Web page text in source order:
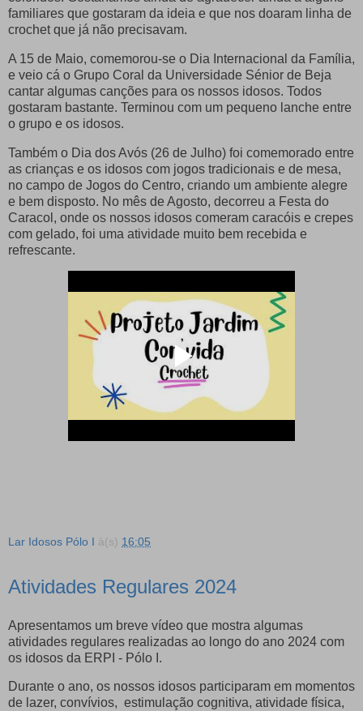
familiares que gostaram da ideia e que nos doaram linha de
crochet que já não precisavam.
A 15 de Maio, comemorou-se o Dia Internacional da Família,
e veio cá o Grupo Coral da Universidade Sénior de Beja
cantar algumas canções para os nossos idosos. Todos
gostaram bastante. Terminou com um pequeno lanche entre
o grupo e os idosos.
Também o Dia dos Avós (26 de Julho) foi comemorado entre
as crianças e os idosos com jogos tradicionais e de mesa,
no campo de Jogos do Centro, criando um ambiente alegre
e bem disposto. No mês de Agosto, decorreu a Festa do
Caracol, onde os nossos idosos comeram caracóis e crepes
com gelado, foi uma atividade muito bem recebida e
refrescante.
Lar Idosos Pólo I à(s) 16:05
Atividades Regulares 2024
Apresentamos um breve vídeo que mostra algumas
atividades regulares realizadas ao longo do ano 2024 com
os idosos da ERPI - Pólo I.
Durante o ano, os nossos idosos participaram em momentos
de lazer, convívios, estimulação cognitiva, atividade física,